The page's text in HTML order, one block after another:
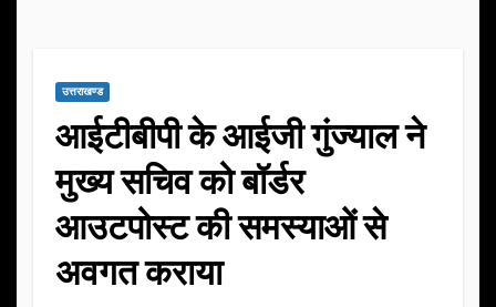
उत्तराखण्ड
आईटीबीपी के आईजी गुंज्याल ने
मुख्य सचिव को बॉर्डर
आउटपोस्ट की समस्याओं से
अवगत कराया